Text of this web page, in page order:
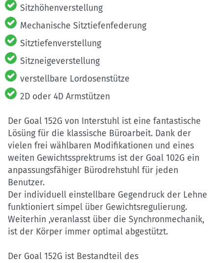
Sitzhöhenverstellung
Mechanische Sitztiefenfederung
Sitztiefenverstellung
Sitzneigeverstellung
verstellbare Lordosenstütze
2D oder 4D Armstützen
Der Goal 152G von Interstuhl ist eine fantastische
Lösüng für die klassische Büroarbeit. Dank der
vielen frei wählbaren Modifikationen und eines
weiten Gewichtssprektrums ist der Goal 102G ein
anpassungsfähiger Bürodrehstuhl für jeden
Benutzer.
Der individuell einstellbare Gegendruck der Lehne
funktioniert simpel über Gewichtsregulierung.
Weiterhin ,veranlasst über die Synchronmechanik,
ist der Körper immer optimal abgestützt.
Der Goal 152G ist Bestandteil des